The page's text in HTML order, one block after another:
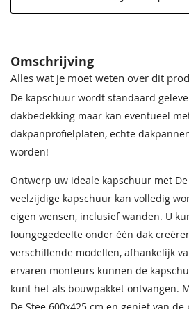
Houtsoort
Behandeling Materiaal
Plaatsing
Bevestigingsmaterialen
Boeidelen
335.7
Afmeting robuuste
staanders
Aantal robuuste
6 stuks
Omschrijving
Alles wat je moet weten over dit
De kapschuur wordt standaard
dakbedekking maar kan eventueel
dakpanprofielplaten, echte
worden!
Ontwerp uw ideale kapschuur met De
veelzijdige kapschuur kan volledig
eigen wensen, inclusief wanden. U
loungegedeelte onder één dak
verschillende modellen, afhankelijk
ervaren monteurs kunnen de
kunt het als bouwpakket ontvangen.